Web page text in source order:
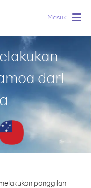
Masuk
dari
panggilan